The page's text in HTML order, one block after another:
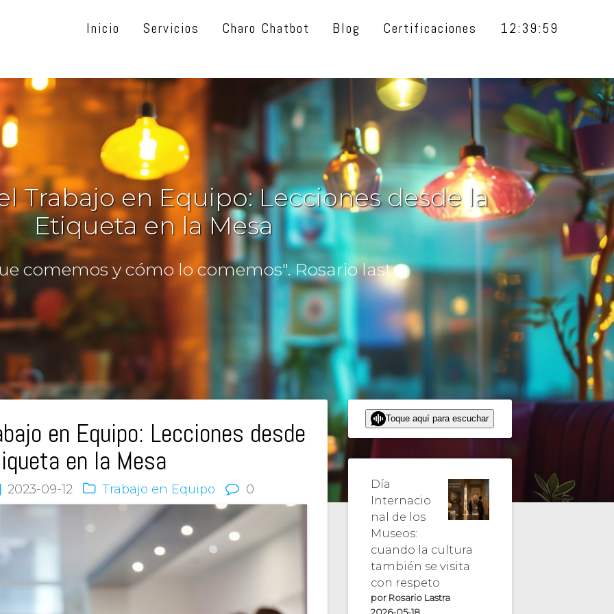
Inicio Servicios Charo Chatbot Blog Certificaciones 12:40:00
Trabajo en Equipo: Lecciones desde la
Etiqueta en la Mesa
comemos y cómo lo comemos". Rosario lastra
en Equipo: Lecciones desde
en la Mesa
2023-09-12 Trabajo en Equipo 0
Toque aquí para escuchar
Día
Internacio
nal de los
Museos:
cuando la cultura
también se visita
con respeto
por Rosario Lastra